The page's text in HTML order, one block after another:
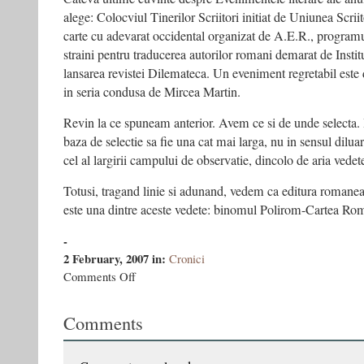
alege: Colocviul Tinerilor Scriitori initiat de Uniunea
carte cu adevarat occidental organizat de A.E.R.,
straini pentru traducerea autorilor romani demarat de
lansarea revistei Dilemateca. Un eveniment regretabil
in seria condusa de Mircea Martin.
Revin la ce spuneam anterior. Avem ce si de unde selecta.
baza de selectie sa fie una cat mai larga, nu in sensul
cel al largirii campului de observatie, dincolo de aria
Totusi, tragand linie si adunand, vedem ca editura
este una dintre aceste vedete: binomul Polirom-Cartea
-
2 February, 2007in: Cronici
Comments Offon
2006
Comments